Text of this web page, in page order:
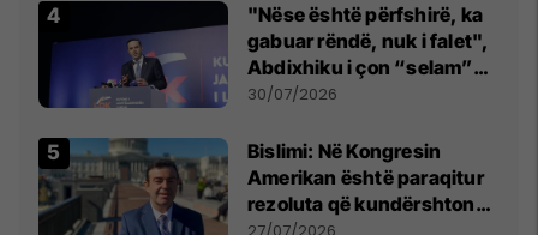
"Nëse është përfshirë, ka
gabuar rëndë, nuk i falet",
Abdixhiku i çon “selam”
Përparim Ramës
30/07/2026
Bislimi: Në Kongresin
Amerikan është paraqitur
rezoluta që kundërshton
mbajtjen e Asamblesë